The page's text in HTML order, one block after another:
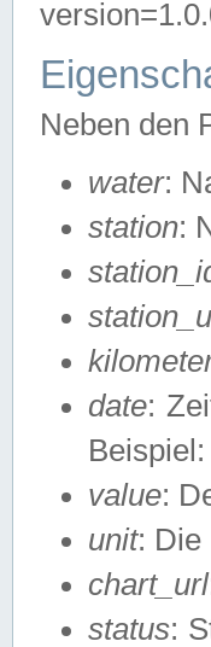
Neben den
water:
station:
date:
value:
unit: Die
chart_url
status: